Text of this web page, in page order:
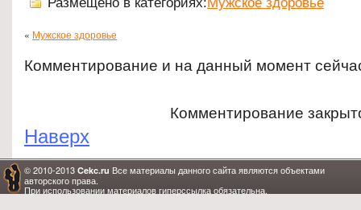
« Мужское здоровье
Комментирование и на данный момент
Комментирование
Наверх
© 2010-2013 Cekc.ru Все материалы данного сайта являются объектами
авторского права.
При использовании материалов гиперссылка обязательна.